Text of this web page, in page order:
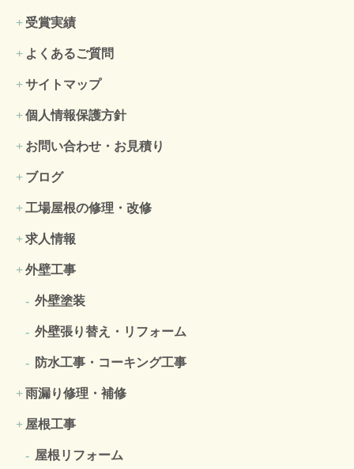
受賞実績
よくあるご質問
サイトマップ
個人情報保護方針
お問い合わせ・お見積り
ブログ
工場屋根の修理・改修
求人情報
外壁工事
外壁塗装
外壁張り替え・リフォーム
防水工事・コーキング工事
雨漏り修理・補修
屋根工事
屋根リフォーム